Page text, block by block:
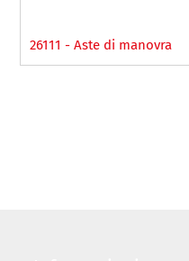
26111 - Aste di manovra